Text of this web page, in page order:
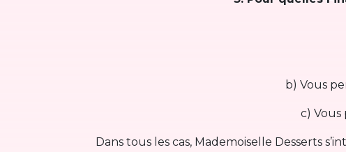
b) Vous
c)
Dans tous les cas, Mademoiselle Desserts